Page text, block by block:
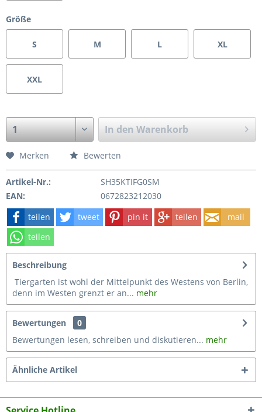
Größe
S M L XL
XXL
In den Warenkorb
Merken Bewerten
Artikel-Nr.:
SH35KTIFG0SM
EAN:
0672823212030
teilen
tweet pin it teilen
mail
teilen
Beschreibung
Tiergarten ist wohl der Mittelpunkt des Westens von Berlin,
denn im Westen grenzt er an... mehr
Bewertungen
0
Bewertungen lesen, schreiben und diskutieren... mehr
Ähnliche Artikel